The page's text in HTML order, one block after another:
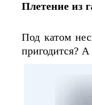
Плетение из
Под катом
пригодится?